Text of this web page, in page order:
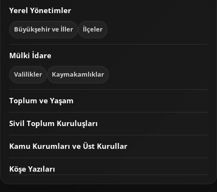
Yerel Yönetimler
Büyükşehir ve İller İlçeler
Mülki İdare
Valilikler Kaymakamlıklar
Toplum ve Yaşam
Sivil Toplum Kuruluşları
Kamu Kurumları ve Üst Kurullar
Köşe Yazıları